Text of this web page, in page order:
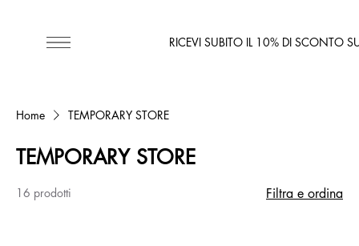
RICEVI SUBITO IL 10% DI SCONTO
Home TEMPORARY STORE
TEMPORARY STORE
16 prodotti Filtra e ordina